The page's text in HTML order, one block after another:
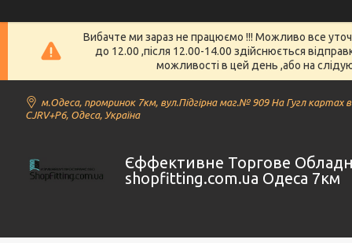
Вибачте ми зараз не працюємо !!! Можливо все
до 12.00 ,після 12.00-14.00 здійснюється
можливості в цей день ,або на
м.Одеса, промринок 7км, вул.Підгірна маг.№ 909 На Гугл картах
CJRV+P6, Одеса, Україна
Єффективне Торгове
shopfitting.com.ua Одеса 7км